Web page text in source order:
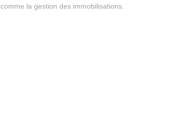
comme la gestion des immobilisations.